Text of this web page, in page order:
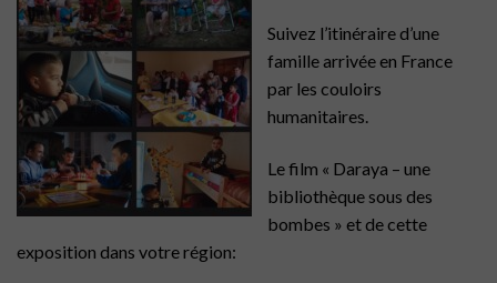
Suivez l’itinéraire d’une
famille arrivée en France
par les couloirs
humanitaires.
Le film « Daraya – une
bibliothèque sous des
bombes » et de cette
exposition dans votre région: